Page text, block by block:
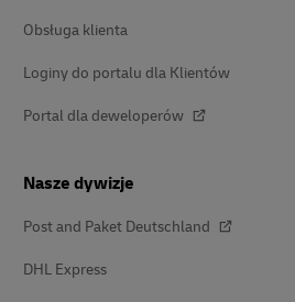
Obsługa klienta
Loginy do portalu dla Klientów
Portal dla deweloperów
Nasze dywizje
Post and Paket Deutschland
DHL Express